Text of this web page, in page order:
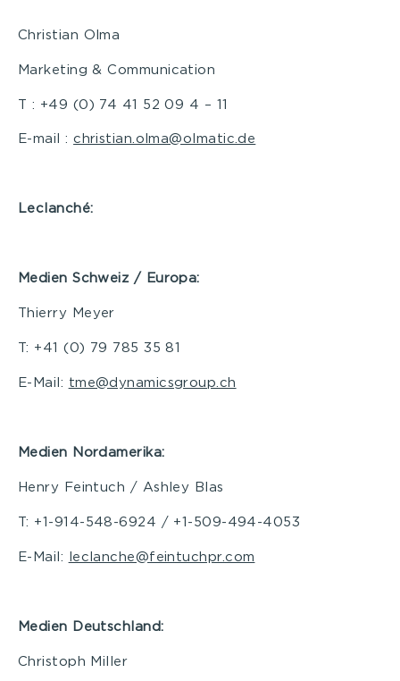
Christian Olma
Marketing & Communication
T : +49 (0) 74 41 52 09 4 – 11
E-mail :christian.olma@olmatic.de
Leclanché:
Medien Schweiz/ Europa:
Thierry Meyer
T: +41 (0) 79 785 35 81
E-Mail: tme@dynamicsgroup.ch
Medien Nordamerika:
Henry Feintuch / Ashley Blas
T: +1-914-548-6924 / +1-509-494-4053
E-Mail: leclanche@feintuchpr.com
Medien Deutschland:
Christoph Miller